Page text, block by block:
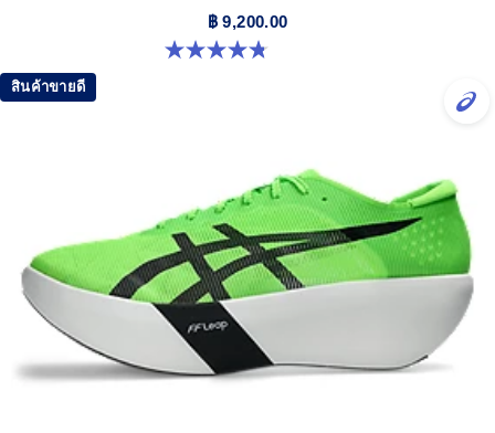
฿ 9,200.00
4.8 จาก 5 ดาว 348 รีวิว
สินค้าขายดี